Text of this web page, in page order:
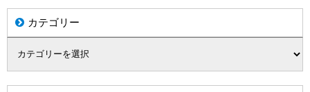
カテゴリー